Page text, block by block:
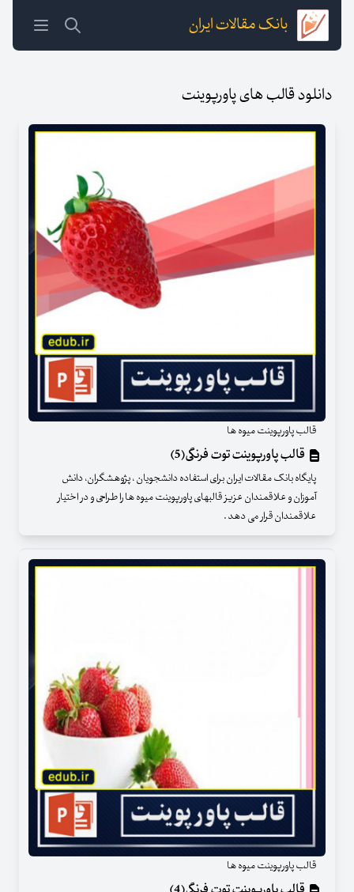
بانک مقالات ایران
دانلود قالب های پاورپوینت
قالب پاورپوینت میوه ها
قالب پاورپوینت توت فرنگی(5)
پایگاه بانک مقالات ایران برای استفاده دانشجویان ، پژوهشگران، دانش
آموزان و علاقمندان عزیز قالبهای پاورپوینت میوه ها را طراحی و در اختیار
علاقمندان قرار می دهد .
قالب پاورپوینت میوه ها